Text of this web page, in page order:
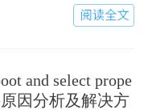
and select prope
因分析及解决方